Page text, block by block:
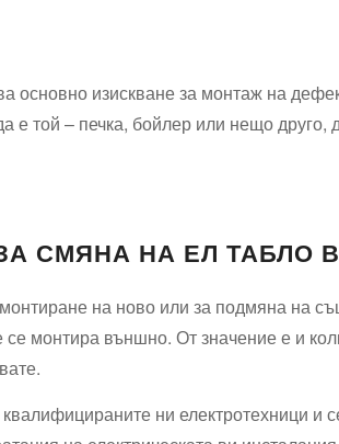
основно изискване за монтаж на
е той – печка, бойлер или нещо
СМЯНА НА ЕЛ ТАБЛО
на ново или за подмяна на
монтира външно. От значение е и
ни електротехници и